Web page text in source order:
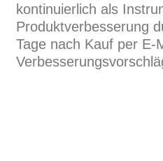
kontinuierlich als
Produktverbesserung
Tage nach Kauf per E-